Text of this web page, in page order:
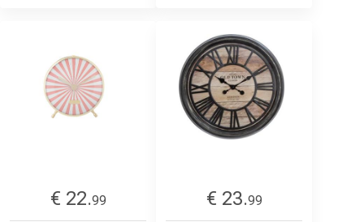
€ 22.99
€ 23.99